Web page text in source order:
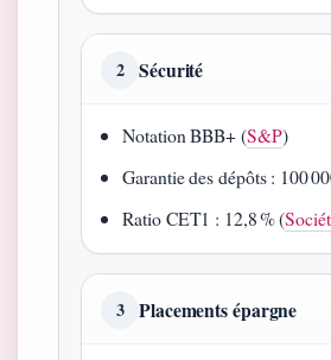
2 Sécurité
Notation BBB+ (S&P)
Garantie des dépôts : 100
Ratio CET1 : 12,8 % (
3 Placements épargne